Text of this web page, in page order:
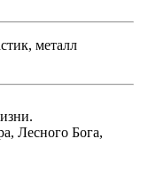
металл
Лесного Бога,